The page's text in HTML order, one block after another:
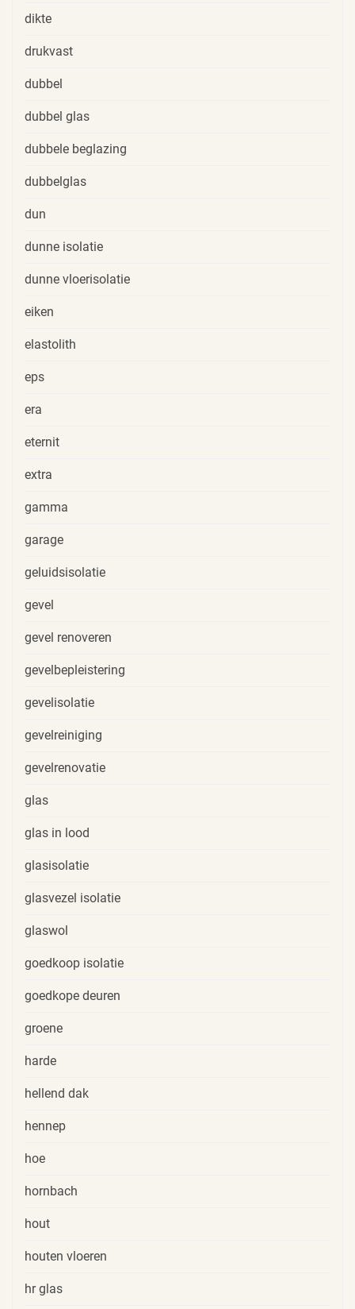
dikte
drukvast
dubbel
dubbel glas
dubbele beglazing
dubbelglas
dun
dunne isolatie
dunne vloerisolatie
eiken
elastolith
eps
era
eternit
extra
gamma
garage
geluidsisolatie
gevel
gevel renoveren
gevelbepleistering
gevelisolatie
gevelreiniging
gevelrenovatie
glas
glas in lood
glasisolatie
glasvezel isolatie
glaswol
goedkoop isolatie
goedkope deuren
groene
harde
hellend dak
hennep
hoe
hornbach
hout
houten vloeren
hr glas